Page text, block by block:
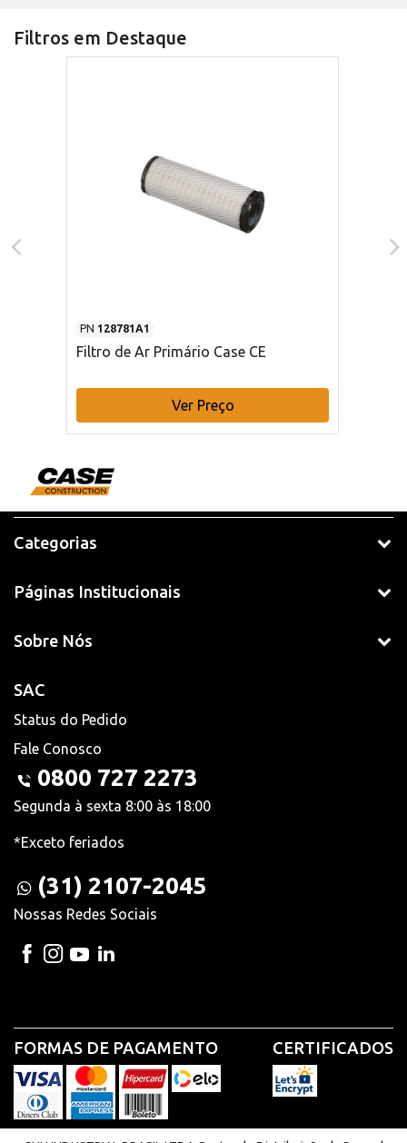
Filtros em Destaque
PN 128781A1
Filtro de Ar Primário Case CE
Ver Preço
Categorias
Páginas Institucionais
Sobre Nós
SAC
Status do Pedido
Fale Conosco
0800 727 2273
Segunda à sexta 8:00 às 18:00
*Exceto feriados
(31) 2107-2045
Nossas Redes Sociais
FORMAS DE PAGAMENTO CERTIFICADOS